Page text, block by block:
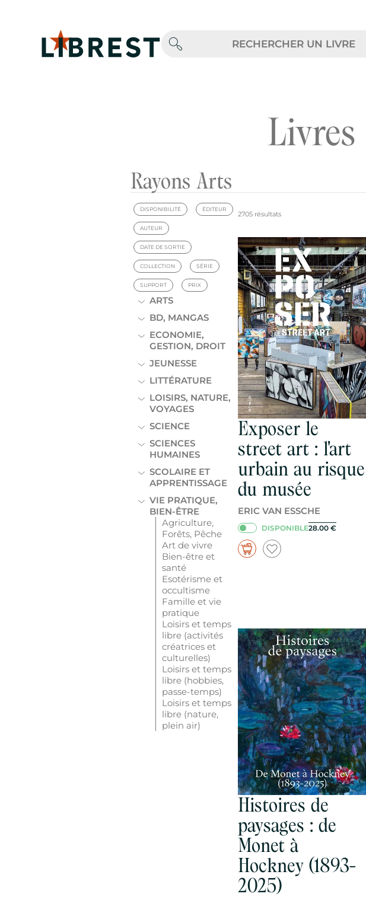
Livres
Rayons Arts
DISPONIBILITÉ ÉDITEUR
AUTEUR
DATE DE SORTIE
COLLECTION SÉRIE
SUPPORT PRIX
ARTS
BD, MANGAS
ECONOMIE,
GESTION, DROIT
JEUNESSE
LITTÉRATURE
LOISIRS, NATURE,
VOYAGES
SCIENCE
SCIENCES
HUMAINES
SCOLAIRE ET
APPRENTISSAGE
VIE PRATIQUE,
BIEN-ÊTRE
Agriculture,
Forêts, Pêche
Art de vivre
Bien-être et
santé
Esotérisme et
occultisme
Famille et vie
pratique
Loisirs et temps
libre (activités
créatrices et
culturelles)
Loisirs et temps
libre (hobbies,
passe-temps)
Loisirs et temps
libre (nature,
plein air)
2705 résultats
Exposer le
street art : l'art
urbain au risque
du musée
ERIC VAN ESSCHE
DISPONIBLE28.00 €
Histoires de
paysages : de
Monet à
Hockney (1893-
2025)